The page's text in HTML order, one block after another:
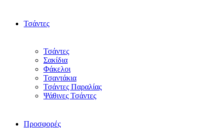
Τσάντες
Τσάντες
Σακίδια
Φάκελοι
Τσαντάκια
Τσάντες Παραλίας
Ψάθινες Τσάντες
Προσφορές